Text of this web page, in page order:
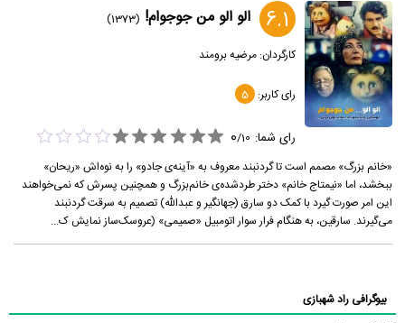
6.1 الو الو من جوجو‌ام! (1373)
کارگردان:مرضیه برومند
رای کاربر: 5
رای شما: 0/10
«خانم بزرگ» مصمم است تا گردنبند معروف به «آینه‌ی جادو» را به نوه‌اش «ریحان»
ببخشد، اما «نیمتاج خانم» دختر طردشده‌ی خانم‌بزرگ و همچنین پسرش که نمی‌خواهند
این امر صورت گیرد با کمک دو سارق (جهانگیر و عبدالله) تصمیم به سرقت گردنبند
می‌گیرند. سارقین، به هنگام فرار سوار اتومبیل «صمیمی» (عروسک‌ساز نمایش ک...
بیوگرافی راد شهبازی